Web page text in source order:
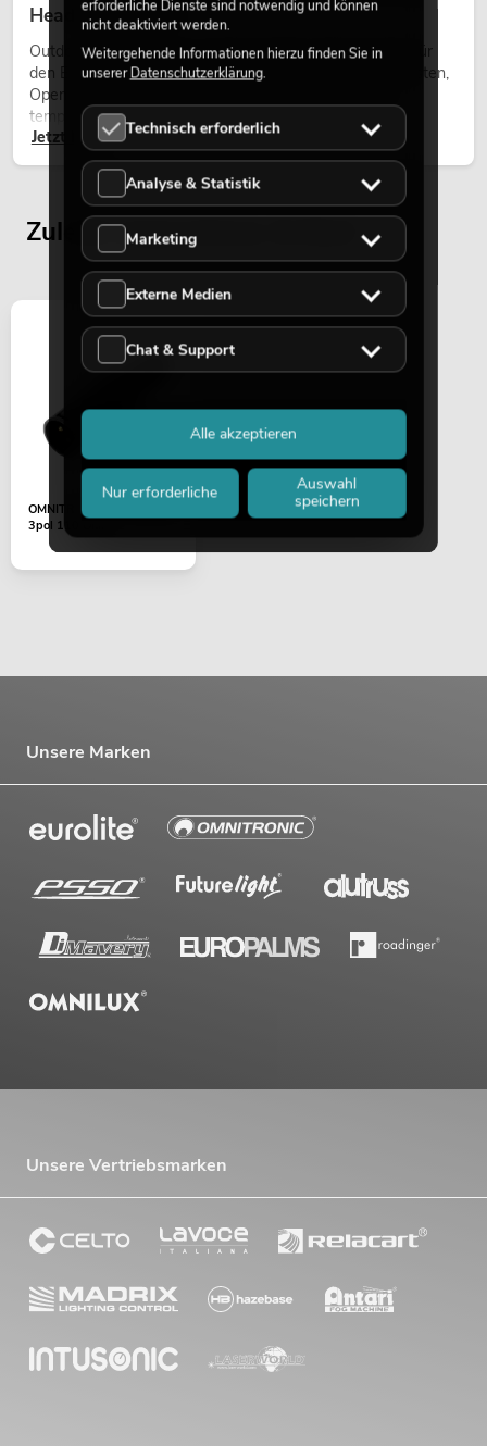
Heads bei Events
Outdoor Moving-Heads sind bewegliche Scheinwerfer für
den Einsatz im Freien. Sie werden bei Festivals, Stadtfesten,
Open-Air-Konzerten, Architekturinszenierungen und
temporären Außeninstallationen eingesetzt.
Jetzt lesen
Zuletzt angesehene Artikel
OMNITRONIC XLR Stecker
3pol 110 Ohm
Unsere Marken
Unsere Vertriebsmarken
erforderliche Dienste sind notwendig und können
nicht deaktiviert werden.
Weitergehende Informationen hierzu finden Sie in
unsererDatenschutzerklärung.
Technisch erforderlich
Analyse & Statistik
Marketing
Externe Medien
Chat & Support
Nur erforderliche
Auswahl
speichern
Alle akzeptieren